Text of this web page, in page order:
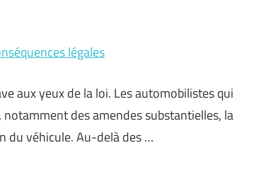
légales
aux yeux de la loi. Les automobilistes qui
notamment des amendes substantielles, la
du véhicule. Au-delà des …